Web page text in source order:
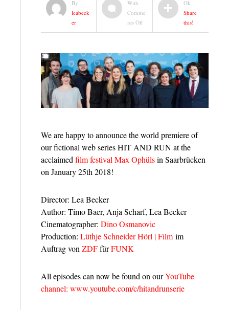
By
leabeck
er
With
Comme
nts Offon
HIT
premieres
at
film
festival
Ophüls
Ok
Share
this!
We are happy to announce the world premiere of
our fictional web series HIT AND RUN at the
acclaimed film festival Max Ophülsin Saarbrücken
on January 25th 2018!
Director: Lea Becker
Author: Timo Baer, Anja Scharf, Lea Becker
Cinematographer: Dino Osmanovic
Production: Lüthje Schneider Hörl | Film im
Auftrag von ZDFfürFUNK
All episodes can now be found on ourYouTube
channel: www.youtube.com/c/hitandrunserie